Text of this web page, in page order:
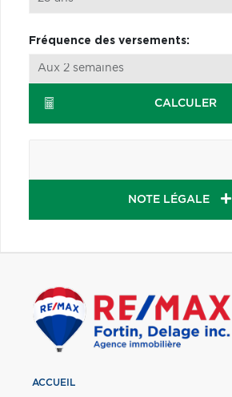
Fréquence des versements:
CALCULER
NOTE LÉGALE
ACCUEIL